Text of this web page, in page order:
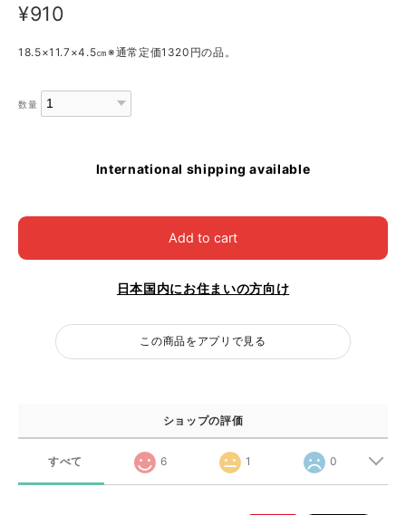
¥910
18.5×11.7×4.5㎝※通常定価1320円の品。
数量
International shipping available
Add to cart
日本国内にお住まいの方向け
この商品をアプリで見る
ショップの評価
すべて 6 1 0